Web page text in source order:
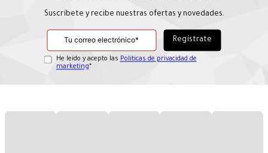
Suscríbete y recibe nuestras ofertas y novedades.
He leído y acepto las Políticas de privacidad de
marketing*